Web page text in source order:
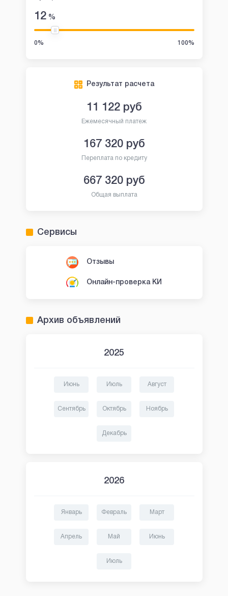
12%
0% 100%
Результат расчета
11 122руб
Ежемесячный платеж
167 320руб
Переплата по кредиту
667 320руб
Общая выплата
Сервисы
Отзывы
Онлайн-проверка КИ
Архив объявлений
2025
Июнь Июль Август
Сентябрь Октябрь Ноябрь
Декабрь
2026
Январь Февраль Март
Апрель Май Июнь
Июль